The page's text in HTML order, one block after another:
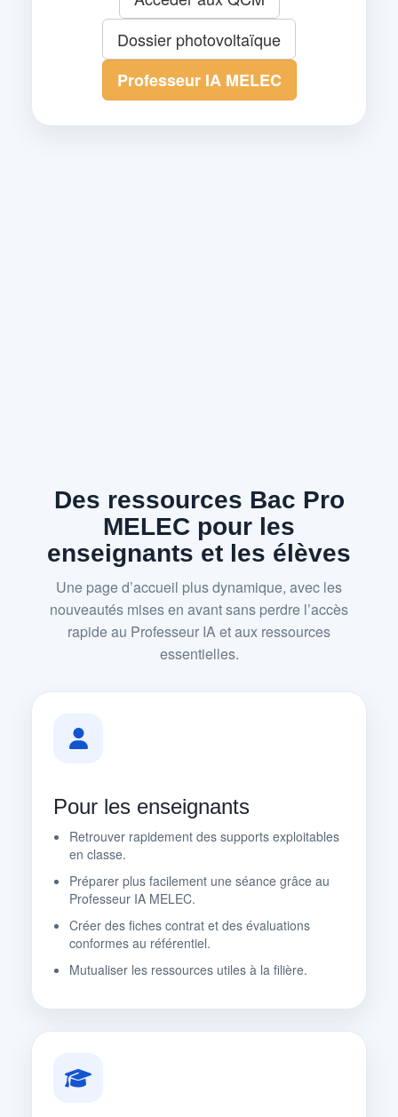
Dossier photovoltaïque
Professeur IA MELEC
Des ressources Bac Pro
MELEC pour les
enseignants et les élèves
Une page d’accueil plus dynamique, avec les
nouveautés mises en avant sans perdre l’accès
rapide au Professeur IA et aux ressources
essentielles.
Pour les enseignants
Retrouver rapidement des supports exploitables
en classe.
Préparer plus facilement une séance grâce au
Professeur IA MELEC.
Créer des fiches contrat et des évaluations
conformes au référentiel.
Mutualiser les ressources utiles à la filière.